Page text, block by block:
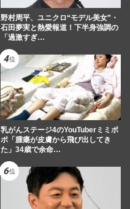
野村周平、ユニクロ“モデル美女”・
石田夢実と熱愛報道！下半身強調の
「過激すぎ…
乳がんステージ4のYouTuberミミポ
ポ「腫瘍が皮膚から飛び出してき
た」34歳で余命…